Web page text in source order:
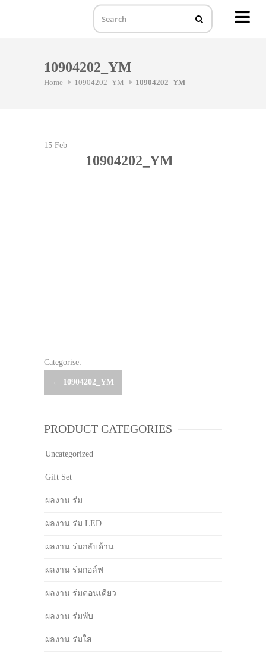
10904202_YM
Home 10904202_YM 10904202_YM
15 Feb
10904202_YM
Categorise:
Post
← 10904202_YM
PRODUCT CATEGORIES
Uncategorized
Gift Set
ผลงาน ร่ม
ผลงาน ร่ม LED
ผลงาน ร่มกลับด้าน
ผลงาน ร่มกอล์ฟ
ผลงาน ร่มตอนเดียว
ผลงาน ร่มพับ
ผลงาน ร่มใส